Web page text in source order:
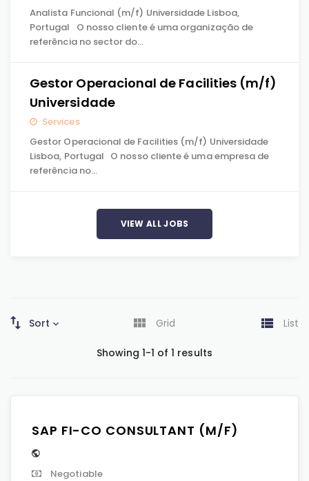
Analista Funcional (m/f) Universidade Lisboa,
Portugal O nosso cliente é uma organização de
referência no sector do…
Gestor Operacional de Facilities (m/f)
Universidade
Services
Gestor Operacional de Facilities (m/f) Universidade
Lisboa, Portugal O nosso cliente é uma empresa de
referência no…
VIEW ALL JOBS
Sort Grid List
Showing 1-1 of 1 results
SAP FI-CO CONSULTANT (M/F)
Negotiable